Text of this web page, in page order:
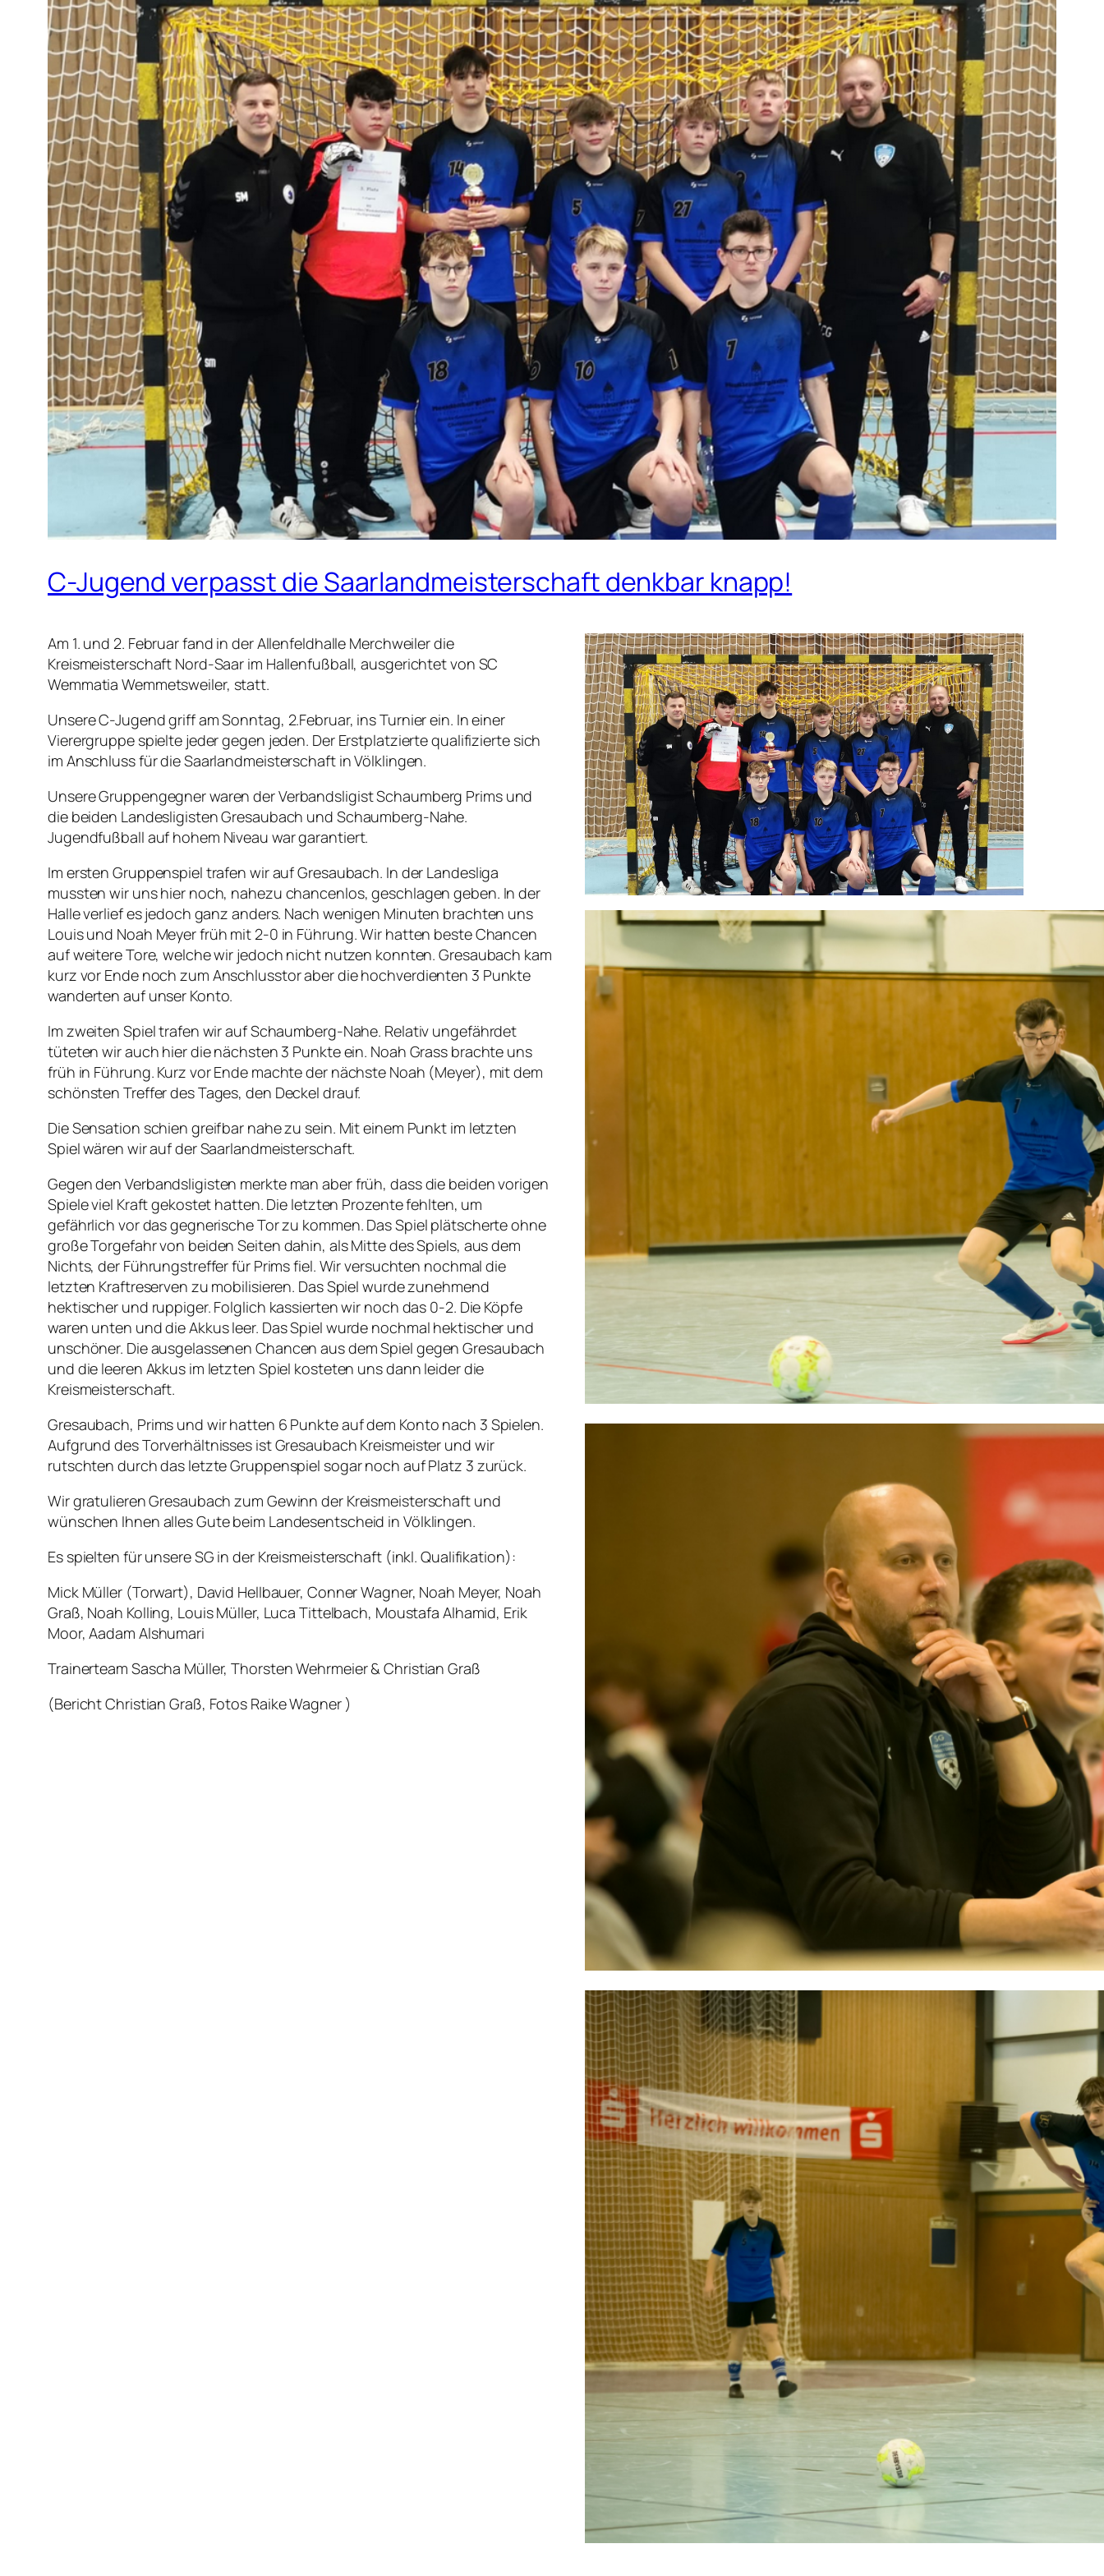
C-Jugend verpasst die Saarlandmeisterschaft denkbar knapp!
Am 1. und 2. Februar fand in der Allenfeldhalle Merchweiler die
Kreismeisterschaft Nord-Saar im Hallenfußball, ausgerichtet von SC
Wemmatia Wemmetsweiler, statt.
Unsere C-Jugend griff am Sonntag, 2.Februar, ins Turnier ein. In einer
Vierergruppe spielte jeder gegen jeden. Der Erstplatzierte qualifizierte sich
im Anschluss für die Saarlandmeisterschaft in Völklingen.
Unsere Gruppengegner waren der Verbandsligist Schaumberg Prims und
die beiden Landesligisten Gresaubach und Schaumberg-Nahe.
Jugendfußball auf hohem Niveau war garantiert.
Im ersten Gruppenspiel trafen wir auf Gresaubach. In der Landesliga
mussten wir uns hier noch, nahezu chancenlos, geschlagen geben. In der
Halle verlief es jedoch ganz anders. Nach wenigen Minuten brachten uns
Louis und Noah Meyer früh mit 2-0 in Führung. Wir hatten beste Chancen
auf weitere Tore, welche wir jedoch nicht nutzen konnten. Gresaubach kam
kurz vor Ende noch zum Anschlusstor aber die hochverdienten 3 Punkte
wanderten auf unser Konto.
Im zweiten Spiel trafen wir auf Schaumberg-Nahe. Relativ ungefährdet
tüteten wir auch hier die nächsten 3 Punkte ein. Noah Grass brachte uns
früh in Führung. Kurz vor Ende machte der nächste Noah (Meyer), mit dem
schönsten Treffer des Tages, den Deckel drauf.
Die Sensation schien greifbar nahe zu sein. Mit einem Punkt im letzten
Spiel wären wir auf der Saarlandmeisterschaft.
Gegen den Verbandsligisten merkte man aber früh, dass die beiden vorigen
Spiele viel Kraft gekostet hatten. Die letzten Prozente fehlten, um
gefährlich vor das gegnerische Tor zu kommen. Das Spiel plätscherte ohne
große Torgefahr von beiden Seiten dahin, als Mitte des Spiels, aus dem
Nichts, der Führungstreffer für Prims fiel. Wir versuchten nochmal die
letzten Kraftreserven zu mobilisieren. Das Spiel wurde zunehmend
hektischer und ruppiger. Folglich kassierten wir noch das 0-2. Die Köpfe
waren unten und die Akkus leer. Das Spiel wurde nochmal hektischer und
unschöner. Die ausgelassenen Chancen aus dem Spiel gegen Gresaubach
und die leeren Akkus im letzten Spiel kosteten uns dann leider die
Kreismeisterschaft.
Gresaubach, Prims und wir hatten 6 Punkte auf dem Konto nach 3 Spielen.
Aufgrund des Torverhältnisses ist Gresaubach Kreismeister und wir
rutschten durch das letzte Gruppenspiel sogar noch auf Platz 3 zurück.
Wir gratulieren Gresaubach zum Gewinn der Kreismeisterschaft und
wünschen Ihnen alles Gute beim Landesentscheid in Völklingen.
Es spielten für unsere SG in der Kreismeisterschaft (inkl. Qualifikation):
Mick Müller (Torwart), David Hellbauer, Conner Wagner, Noah Meyer, Noah
Graß, Noah Kolling, Louis Müller, Luca Tittelbach, Moustafa Alhamid, Erik
Moor, Aadam Alshumari
Trainerteam Sascha Müller, Thorsten Wehrmeier & Christian Graß
(Bericht Christian Graß, Fotos Raike Wagner )